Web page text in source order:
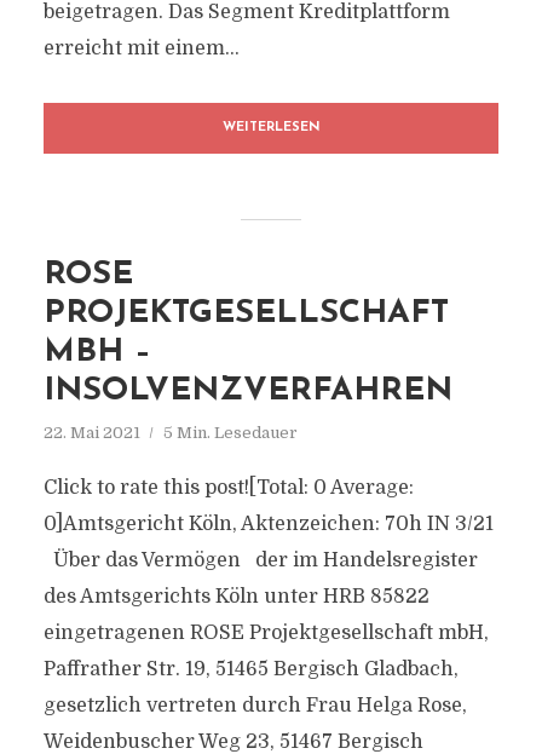
beigetragen. Das Segment Kreditplattform
erreicht mit einem...
WEITERLESEN
ROSE
PROJEKTGESELLSCHAFT
MBH –
INSOLVENZVERFAHREN
22. Mai 2021 5 Min. Lesedauer
Click to rate this post![Total: 0 Average:
0]Amtsgericht Köln, Aktenzeichen: 70h IN 3/21
Über das Vermögen der im Handelsregister
des Amtsgerichts Köln unter HRB 85822
eingetragenen ROSE Projektgesellschaft mbH,
Paffrather Str. 19, 51465 Bergisch Gladbach,
gesetzlich vertreten durch Frau Helga Rose,
Weidenbuscher Weg 23, 51467 Bergisch